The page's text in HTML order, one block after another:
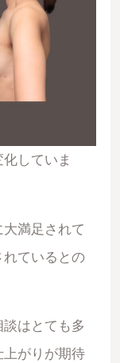
していま
満足されて
ているとの
はとても多
がりが期待